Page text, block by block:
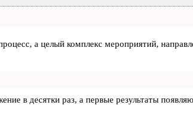
а целый комплекс мероприятий,
в десятки раз, а первые результаты